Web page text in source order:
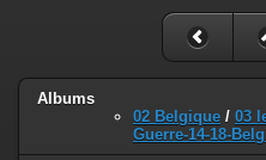
Albums
02 Belgique / 03
Guerre-14-18-